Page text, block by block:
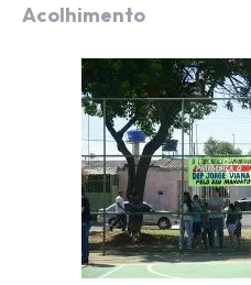
Acolhimento